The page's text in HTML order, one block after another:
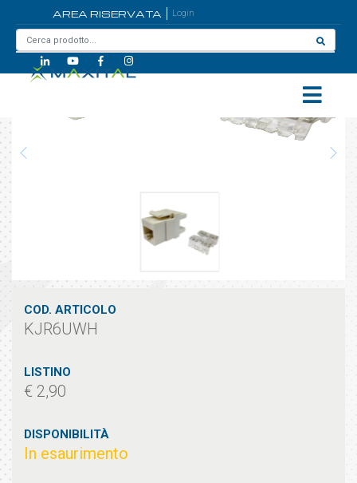
AREA RISERVATA Login
COD. ARTICOLO
KJR6UWH
LISTINO
€ 2,90
DISPONIBILITÀ
In esaurimento